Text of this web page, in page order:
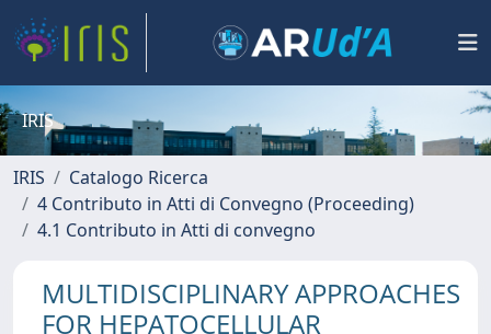
IRIS
IRIS
Catalogo Ricerca
4 Contributo in Atti di Convegno (Proceeding)
4.1 Contributo in Atti di convegno
MULTIDISCIPLINARY APPROACHES
FOR HEPATOCELLULAR